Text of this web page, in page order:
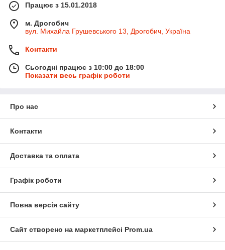
Працює з 15.01.2018
м. Дрогобич
вул. Михайла Грушевського 13, Дрогобич, Україна
Контакти
Сьогодні працює з 10:00 до 18:00
Показати весь графік роботи
Про нас
Контакти
Доставка та оплата
Графік роботи
Повна версія сайту
Сайт створено на маркетплейсі Prom.ua